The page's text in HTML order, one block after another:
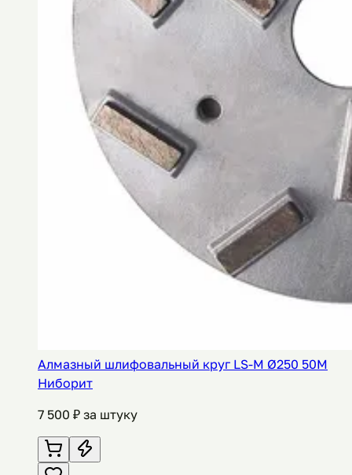
Алмазный шлифовальный круг LS-M Ø250 50M
Ниборит
7 500 ₽ за штуку